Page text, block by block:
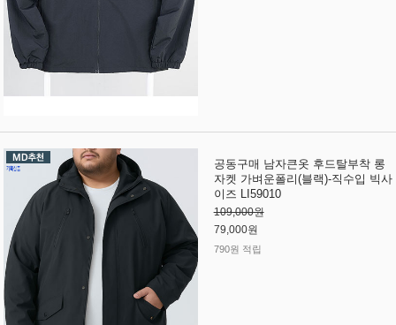
공동구매 남자큰옷 후드탈부착 롱
자켓 가벼운폴리(블랙)-직수입 빅사
이즈 LI59010
109,000원
79,000원
790원 적립